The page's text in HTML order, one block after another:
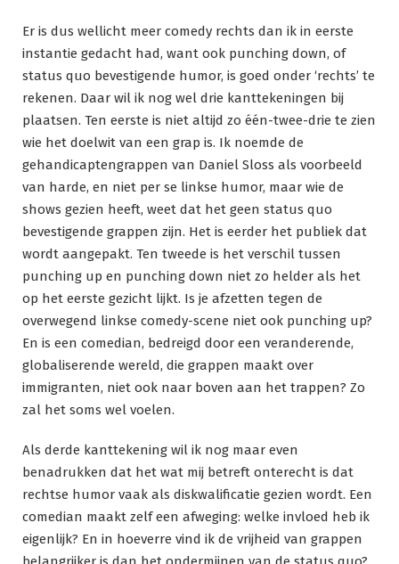
Er is dus wellicht meer comedy rechts dan ik in eerste
instantie gedacht had, want ook punching down, of
status quo bevestigende humor, is goed onder ‘rechts’ te
rekenen. Daar wil ik nog wel drie kanttekeningen bij
plaatsen. Ten eerste is niet altijd zo één-twee-drie te zien
wie het doelwit van een grap is. Ik noemde de
gehandicaptengrappen van Daniel Sloss als voorbeeld
van harde, en niet per se linkse humor, maar wie de
shows gezien heeft, weet dat het geen status quo
bevestigende grappen zijn. Het is eerder het publiek dat
wordt aangepakt. Ten tweede is het verschil tussen
punching up en punching down niet zo helder als het
op het eerste gezicht lijkt. Is je afzetten tegen de
overwegend linkse comedy-scene niet ook punching up?
En is een comedian, bedreigd door een veranderende,
globaliserende wereld, die grappen maakt over
immigranten, niet ook naar boven aan het trappen? Zo
zal het soms wel voelen.
Als derde kanttekening wil ik nog maar even
benadrukken dat het wat mij betreft onterecht is dat
rechtse humor vaak als diskwalificatie gezien wordt. Een
comedian maakt zelf een afweging: welke invloed heb ik
eigenlijk? En in hoeverre vind ik de vrijheid van grappen